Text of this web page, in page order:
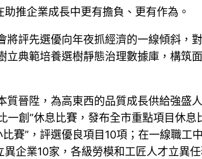
推企業成長中更有擔負、更有作為。
評先選優向年夜抓經濟的一線傾斜，
典範培養選樹靜態治理數據庫，構筑
質晉陞，為高東西的品質成長供給強盛
一創”休息比賽，發布全市重點項目休
賽”，評選優良項目10項；在一線職工
企業10家，各級勞模和工匠人才立異